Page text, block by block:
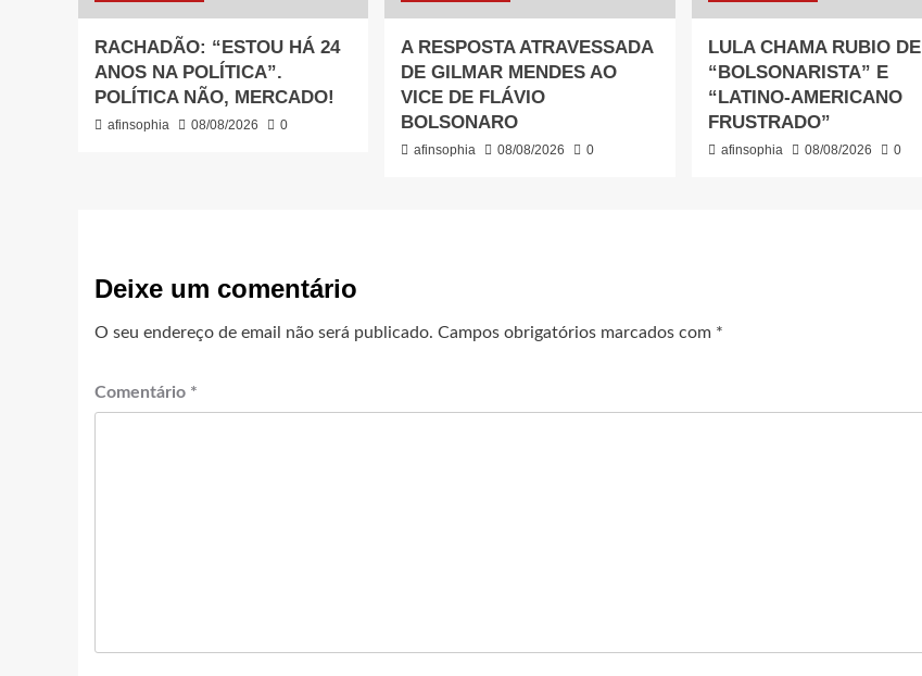
RACHADÃO: “ESTOU HÁ 24
ANOS NA POLÍTICA”.
POLÍTICA NÃO, MERCADO!
afinsophia 08/08/2026 0
A RESPOSTA ATRAVESSADA
DE GILMAR MENDES AO
VICE DE FLÁVIO
BOLSONARO
afinsophia 08/08/2026 0
LULA CHAMA RUBIO DE
“BOLSONARISTA” E
“LATINO-AMERICANO
FRUSTRADO”
afinsophia 08/08/2026 0
Deixe um comentário
O seu endereço de email não será publicado. Campos obrigatórios marcados com *
Comentário *